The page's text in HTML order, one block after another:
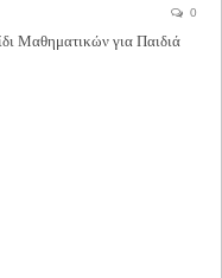
0
Μαθηματικών για Παιδιά